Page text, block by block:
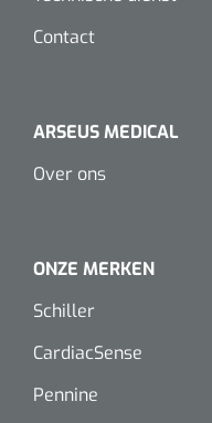
Toiletverhogers
Contact
ARSEUS MEDICAL
Over ons
ONZE MERKEN
Schiller
CardiacSense
Pennine